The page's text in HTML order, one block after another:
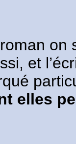
on
et
elles